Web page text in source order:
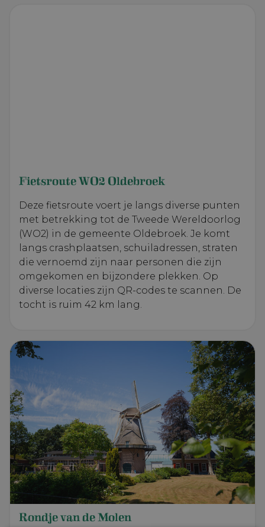
Fietsroute WO2 Oldebroek
Deze fietsroute voert je langs diverse punten
met betrekking tot de Tweede Wereldoorlog
(WO2) in de gemeente Oldebroek. Je komt
langs crashplaatsen, schuiladressen, straten
die vernoemd zijn naar personen die zijn
omgekomen en bijzondere plekken. Op
diverse locaties zijn QR-codes te scannen. De
tocht is ruim 42 km lang.
Rondje van de Molen